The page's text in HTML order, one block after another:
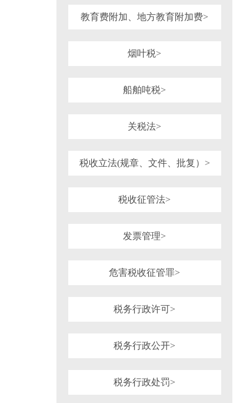
教育费附加、地方教育附加费>
烟叶税>
船舶吨税>
关税法>
税收立法(规章、文件、批复）>
税收征管法>
发票管理>
危害税收征管罪>
税务行政许可>
税务行政公开>
税务行政处罚>